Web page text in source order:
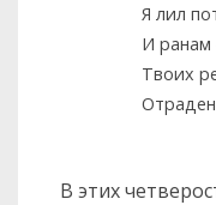
Я лил
И ранам
Твоих
В этих